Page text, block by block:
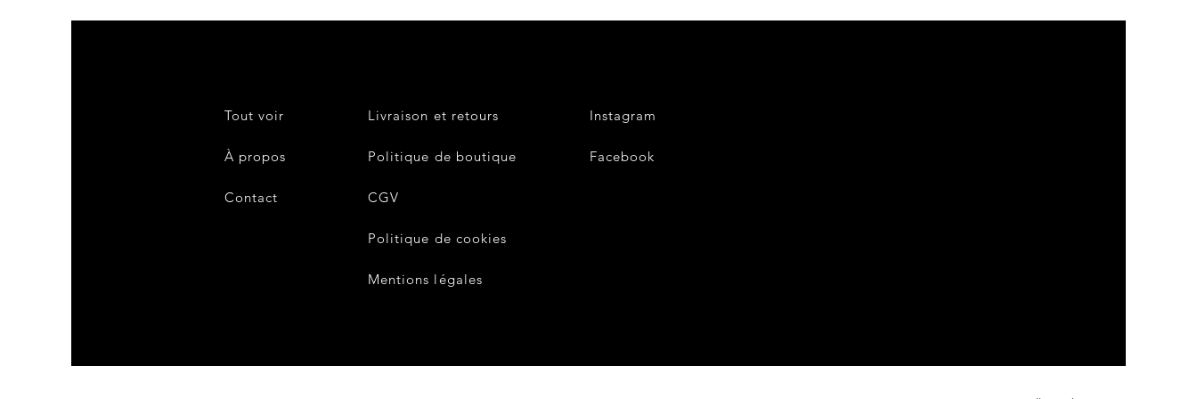
Tout voir
À propos
Contact
Livraison et retours
Politique de boutique
CGV
Politique de cookies
Mentions légales
Instagram
Facebook